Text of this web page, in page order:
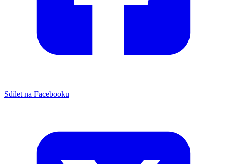
Sdílet na Facebooku